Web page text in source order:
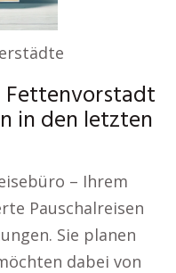
Fettenvorstadt
in den letzten
– Ihrem
Pauschalreisen
Sie planen
dabei von